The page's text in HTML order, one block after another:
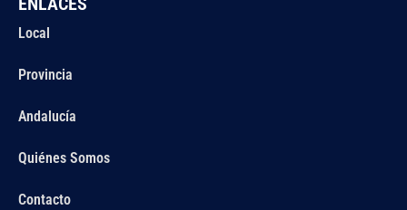
Local
Provincia
Andalucía
Quiénes Somos
Contacto